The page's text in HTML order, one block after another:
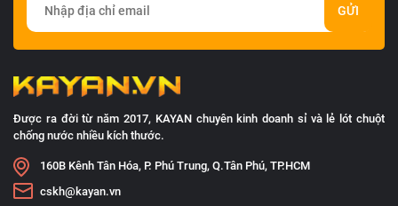
GỬI
Được ra đời từ năm 2017, KAYAN chuyên kinh doanh sỉ và lẻ lót chuột
chống nước nhiều kích thước.
160B Kênh Tân Hóa, P. Phú Trung, Q.Tân Phú, TP.HCM
cskh@kayan.vn